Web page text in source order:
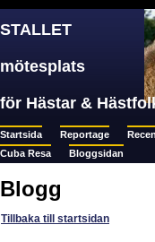
STALLET
mötesplats
för Hästar &
Startsida Reportage
Cuba Resa
Bloggsidan
Blogg
Tillbaka till startsidan